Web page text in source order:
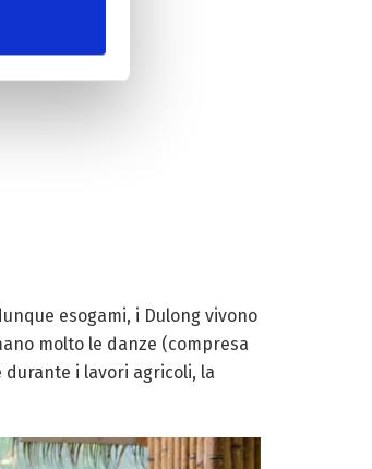
esogami, i Dulong vivono
molto le danze (compresa
durante i lavori agricoli, la